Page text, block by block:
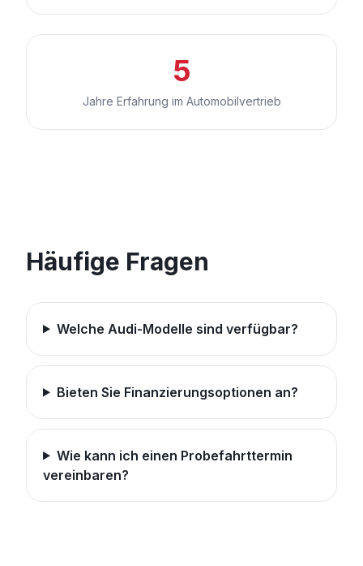
5
Jahre Erfahrung im Automobilvertrieb
Häufige Fragen
Welche Audi-Modelle sind verfügbar?
Bieten Sie Finanzierungsoptionen an?
Wie kann ich einen Probefahrttermin
vereinbaren?